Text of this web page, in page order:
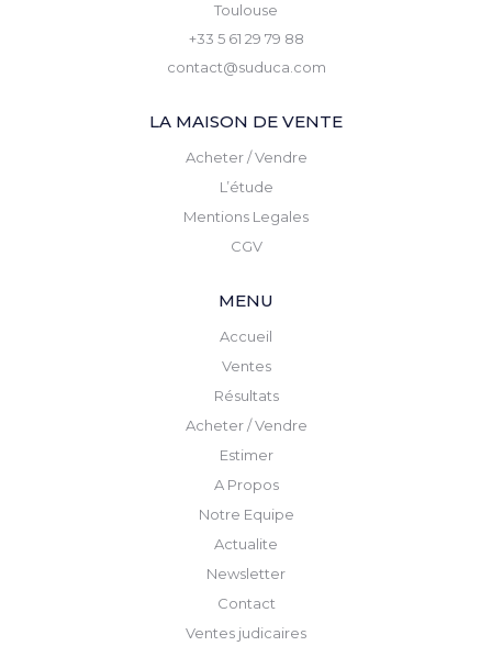
Toulouse
+33 5 61 29 79 88
contact@suduca.com
LA MAISON DE VENTE
Acheter / Vendre
L’étude
Mentions Legales
CGV
MENU
Accueil
Ventes
Résultats
Acheter / Vendre
Estimer
A Propos
Notre Equipe
Actualite
Newsletter
Contact
Ventes judicaires